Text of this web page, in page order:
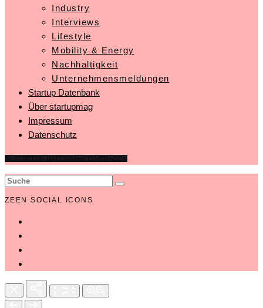
Industry
Interviews
Lifestyle
Mobility & Energy
Nachhaltigkeit
Unternehmensmeldungen
Startup Datenbank
Über startupmag
Impressum
Datenschutz
ZEEN SOCIAL ICONS